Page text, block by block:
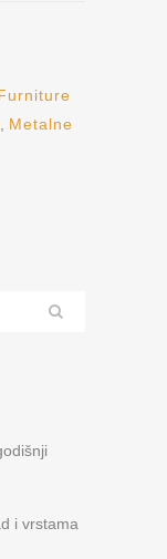
Metalne
i vrstama